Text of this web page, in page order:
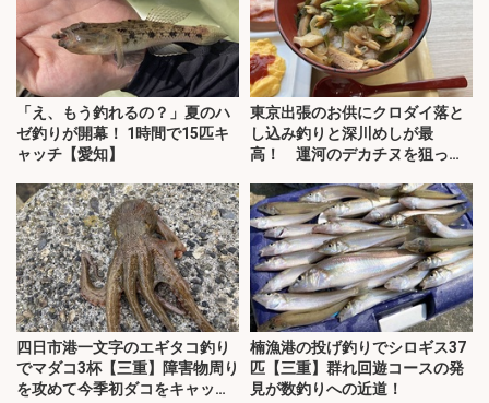
「え、もう釣れるの？」夏のハ
ゼ釣りが開幕！ 1時間で15匹キ
ャッチ【愛知】
東京出張のお供にクロダイ落と
し込み釣りと深川めしが最
高！ 運河のデカチヌを狙って
四日市港一文字のエギタコ釣り
でマダコ3杯【三重】障害物周り
を攻めて今季初ダコをキャッ
楠漁港の投げ釣りでシロギス37
匹【三重】群れ回遊コースの発
見が数釣りへの近道！